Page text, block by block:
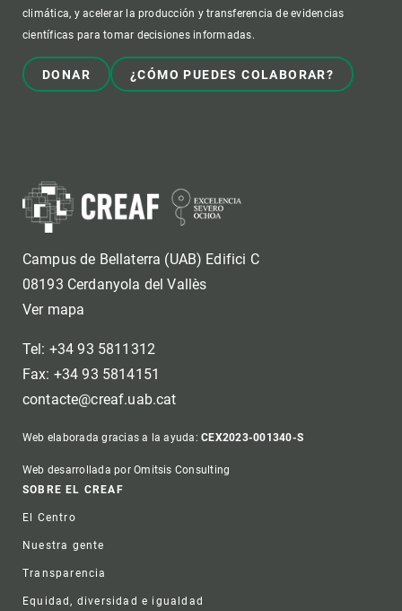
climática, y acelerar la producción y transferencia de evidencias
científicas para tomar decisiones informadas.
DONAR ¿CÓMO PUEDES COLABORAR?
Campus de Bellaterra (UAB) Edifici C
08193 Cerdanyola del Vallès
Ver mapa
Tel: +34 93 5811312
Fax: +34 93 5814151
contacte@creaf.uab.cat
Web elaborada gracias a la ayuda:CEX2023-001340-S
Web desarrollada por Omitsis Consulting
Footer
SOBRE EL CREAF
El Centro
Nuestra gente
Transparencia
Equidad, diversidad e igualdad